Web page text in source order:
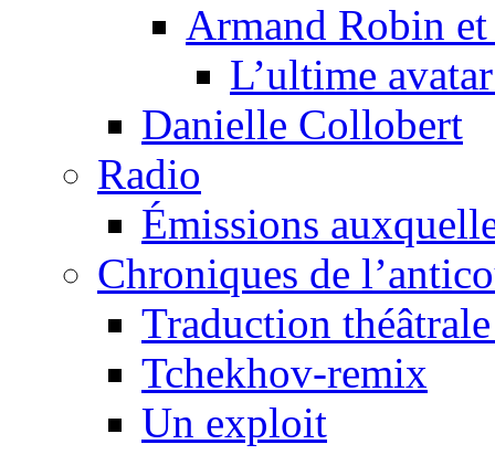
Armand Robin
L’ultime
Danielle Collobert
Radio
Émissions
Chroniques de
Traduction
Tchekhov-remix
Un exploit